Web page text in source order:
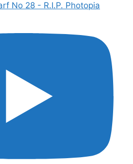
No 28 - R.I.P. Photopia